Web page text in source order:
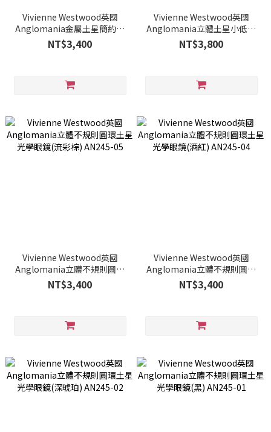
Vivienne Westwood英國
Anglomania金屬土星簡約光
學眼鏡(黑) AN273-01
NT$3,400
Vivienne Westwood英國
Anglomania立體土星小低調
光學眼鏡(墨彩咖)AN261-03
NT$3,800
Vivienne Westwood英國
Anglomania立體不規則圓環
土星光學眼鏡(流彩棕) AN245-
05
NT$3,400
Vivienne Westwood英國
Anglomania立體不規則圓環
土星光學眼鏡(酒紅) AN245-04
NT$3,400